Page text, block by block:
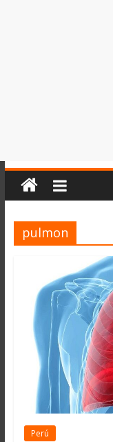
pulmon
Perú